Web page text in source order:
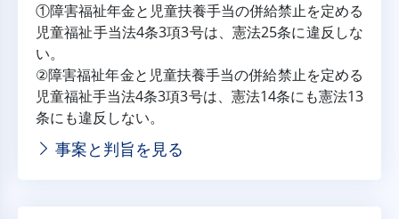
①障害福祉年金と児童扶養手当の併給禁止を定める
児童福祉手当法4条3項3号は、憲法25条に違反しな
い。
②障害福祉年金と児童扶養手当の併給禁止を定める
児童福祉手当法4条3項3号は、憲法14条にも憲法13
条にも違反しない。
事案と判旨を見る